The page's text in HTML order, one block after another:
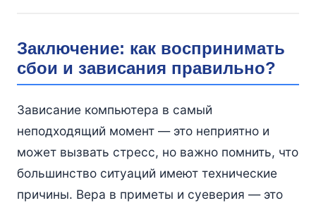
Заключение: как воспринимать
сбои и зависания правильно?
Зависание компьютера в самый
неподходящий момент — это неприятно и
может вызвать стресс, но важно помнить, что
большинство ситуаций имеют технические
причины. Вера в приметы и суеверия — это